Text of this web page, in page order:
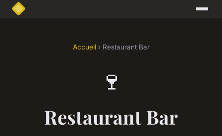
Accueil› Restaurant Bar
🍷
Restaurant Bar